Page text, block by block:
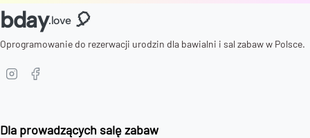
bday.love 🎈
Oprogramowanie do rezerwacji urodzin dla bawialni i sal zabaw w Polsce.
Dla prowadzących salę zabaw